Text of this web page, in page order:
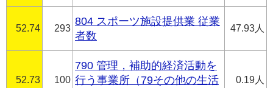
52.74 293
804 スポーツ施設提供業 従業
者数
47.93人
52.73 100
790 管理，補助的経済活動を
行う事業所（79その他の生活
0.19人